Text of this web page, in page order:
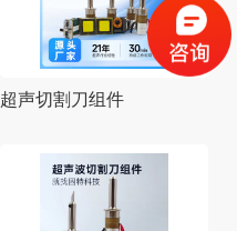
超声切割刀组件